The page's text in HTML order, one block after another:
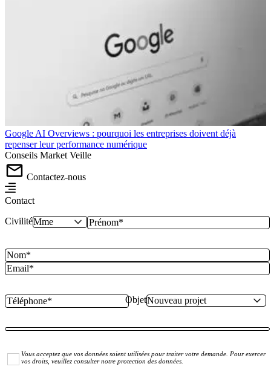
Google AI Overviews : pourquoi les entreprises doivent déjà
repenser leur performance numérique
Conseils Market Veille
Contactez-nous
Contact
Civilité
Objet
Vous acceptez que vos données soient utilisées pour traiter votre demande. Pour exercer
vos droits, veuillez consulter notre protection des données.